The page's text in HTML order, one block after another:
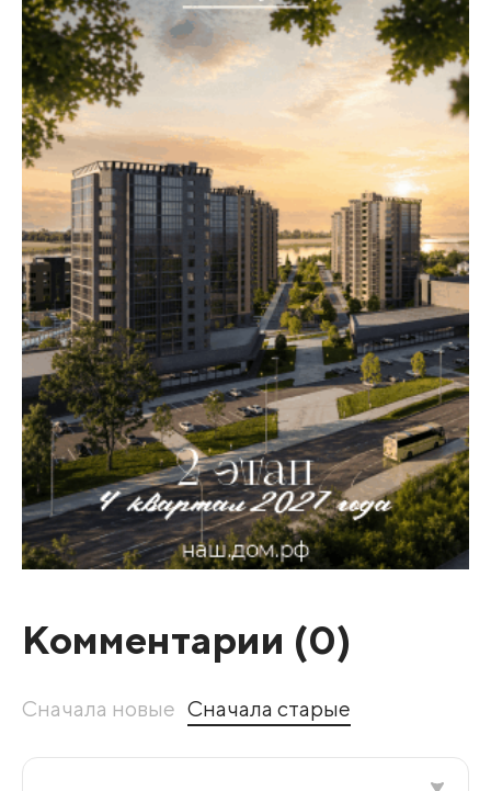
Комментарии (0)
Сначала новые Сначала старые